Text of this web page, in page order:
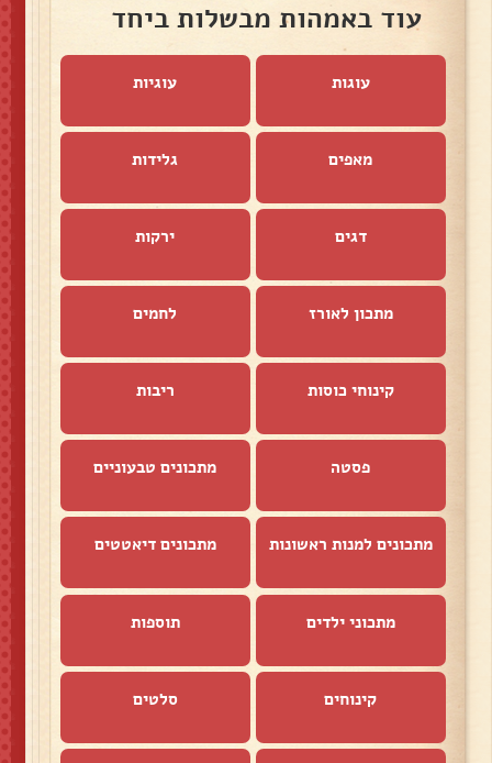
עוד באמהות מבשלות ביחד
עוגות עוגיות
מאפים גלידות
דגים ירקות
מתכון לאורז לחמים
קינוחי כוסות ריבות
פסטה מתכונים טבעוניים
מתכונים למנות ראשונות מתכונים דיאטטים
מתכוני ילדים תוספות
קינוחים סלטים